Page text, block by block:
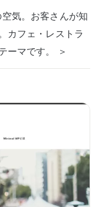
気。お客さんが知
カフェ・レストラ
ーマです。 ＞